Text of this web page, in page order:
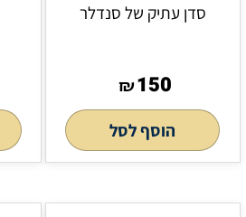
סדן עתיק של סנדלר
₪150
הוסף לסל